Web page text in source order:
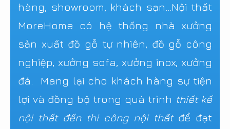
hàng, showroom, khách sạn...Nội thất
MoreHome có hệ thống nhà xưởng
sản xuất đồ gỗ tự nhiên, đồ gỗ công
nghiệp, xưởng sofa, xưởng inox, xưởng
đá. Mang lại cho khách hàng sự tiện
lợi và đồng bộ trong quá trình thiết kế
nội thất đến thi công nội thấtđể đạt